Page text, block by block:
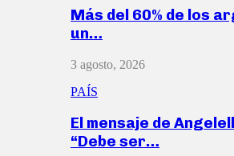
Más del 60% de los
un…
3 agosto, 2026
PAÍS
El mensaje de
“Debe ser…